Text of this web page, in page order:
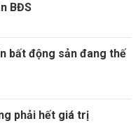
BĐS
bất động sản đang thế
phải hết giá trị